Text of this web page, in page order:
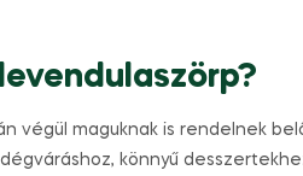
végül maguknak is rendelnek
könnyű